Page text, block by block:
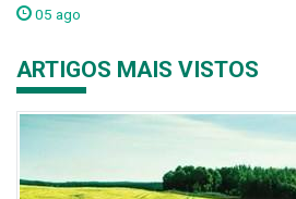
05 ago
ARTIGOS MAIS VISTOS